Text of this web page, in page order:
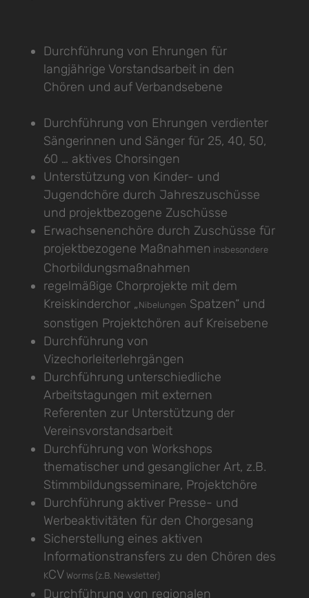
Durchführung von Ehrungen für
langjährige Vorstandsarbeit in den
Chören und auf Verbandsebene
Durchführung von Ehrungen verdienter
Sängerinnen und Sänger für 25, 40, 50,
60 … aktives Chorsingen
Unterstützung von Kinder- und
Jugendchöre durch Jahreszuschüsse
und projektbezogene Zuschüsse
Erwachsenenchöre durch Zuschüsse für
projektbezogene Maßnahmen insbesondere
Chorbildungsmaßnahmen
regelmäßige Chorprojekte mit dem
Kreiskinderchor „ Nibelungen Spatzen“ und
sonstigen Projektchören auf Kreisebene
Durchführung von
Vizechorleiterlehrgängen
Durchführung unterschiedliche
Arbeitstagungen mit externen
Referenten zur Unterstützung der
Vereinsvorstandsarbeit
Durchführung von Workshops
thematischer und gesanglicher Art, z.B.
Stimmbildungsseminare, Projektchöre
Durchführung aktiver Presse- und
Werbeaktivitäten für den Chorgesang
Sicherstellung eines aktiven
Informationstransfers zu den Chören des
KCV Worms (z.B. Newsletter)
Durchführung von regionalen